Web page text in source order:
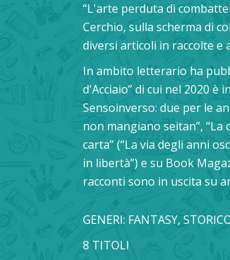
“L'arte perduta di
Cerchio, sulla scherma di
diversi articoli in raccolte e
In ambito letterario ha
d'Acciaio” di cui nel 2020
Sensoinverso: due per le
non mangiano seitan”, “La
carta” (“La via degli anni
in libertà”) e su Book
racconti sono in uscita su
GENERI: FANTASY,
8 TITOLI